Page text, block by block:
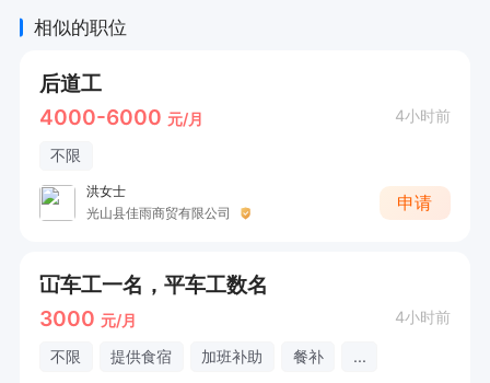
相似的职位
后道工
4000-6000 元/月 4小时前
不限
洪女士
光山县佳雨商贸有限公司
申请
冚车工一名，平车工数名
3000 元/月 4小时前
不限 提供食宿 加班补助 餐补 ...